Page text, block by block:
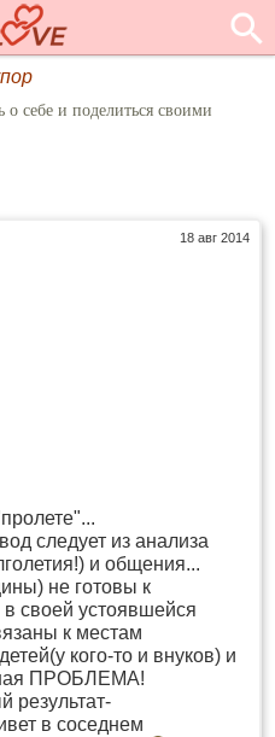
о себе и поделиться своими
18 авг 2014
следует из анализа
и общения...
не готовы к
своей устоявшейся
к местам
кого-то и внуков) и
ПРОБЛЕМА!
результат-
в соседнем